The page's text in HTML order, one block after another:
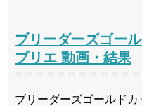
ブリーダーズゴー
ブリエ 動画・結果
ブリーダーズゴールドカ